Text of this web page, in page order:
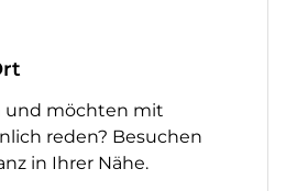
und möchten mit
reden? Besuchen
in Ihrer Nähe.